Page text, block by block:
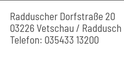
Radduscher Dorfstraße 20
03226 Vetschau / Raddusch
Telefon: 035433 13200